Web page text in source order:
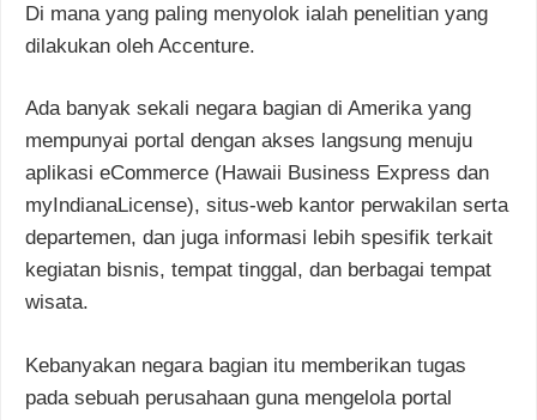
Di mana yang paling menyolok ialah penelitian yang
dilakukan oleh Accenture.
Ada banyak sekali negara bagian di Amerika yang
mempunyai portal dengan akses langsung menuju
aplikasi eCommerce (Hawaii Business Express dan
myIndianaLicense), situs-web kantor perwakilan serta
departemen, dan juga informasi lebih spesifik terkait
kegiatan bisnis, tempat tinggal, dan berbagai tempat
wisata.
Kebanyakan negara bagian itu memberikan tugas
pada sebuah perusahaan guna mengelola portal